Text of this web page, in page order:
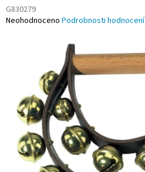
G830279
Průměrné
hvězdiček.
Neohodnoceno Podrobnosti hodnocení